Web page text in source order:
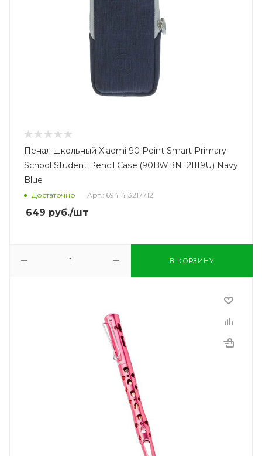
Пенал школьный Xiaomi 90 Point Smart Primary
School Student Pencil Case (90BWBNT21119U) Navy
Blue
Достаточно Арт.: 6941413217712
649 руб./шт
В КОРЗИНУ